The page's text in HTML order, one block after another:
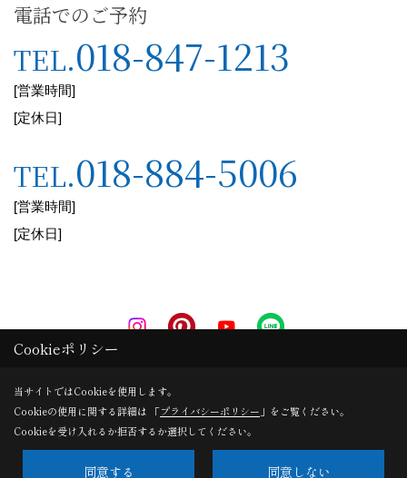
1.当社の名称・住所・代表者の氏名
秋田林業ホーム株式会社
秋田県秋田市飯島字平右衛門田尻247番地
代表取締役 鈴木秀秋
当社は、お客様ご本人の個人情報について、利用
により取得します。
3.個人情報の利用目的
(1)取得した個人情報について次の利用目的の達成
電話でのご予約
TEL.018-847-1213
[営業時間]
[定休日]
TEL.018-884-5006
[営業時間]
[定休日]
Copyright (c) AkitaRingyouHome. All Rights Reserved.
Produced byゴデスクリエイト
Cookieポリシー
当サイトではCookieを使用します。
Cookieの使用に関する詳細は 「プライバシーポリシー 」をご覧ください。
Cookieを受け入れるか拒否するか選択してください。
同意する 同意しない